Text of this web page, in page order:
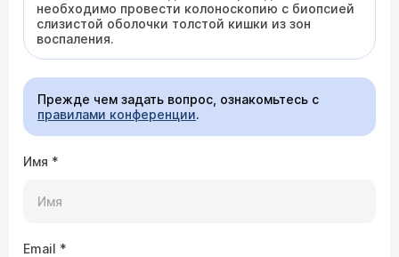
необходимо провести колоноскопию с биопсией
слизистой оболочки толстой кишки из зон
воспаления.
Прежде чем задать вопрос, ознакомьтесь с
правилами конференции.
Имя *
Email *